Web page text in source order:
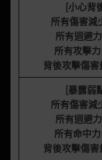
[小心背
所有傷害減
所有迴避力
所有攻擊力
背後攻擊傷害
[暴露弱
所有傷害減
所有迴避力
所有命中力
背後攻擊傷害